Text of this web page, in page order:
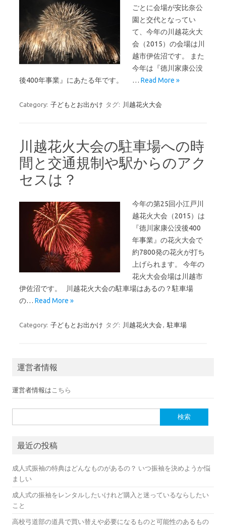
ごとに会場が安比奈公
園と交代となってい
て、今年の川越花火大
会（2015）の会場は川
越市伊佐沼です。 また
今年は『徳川家康公没
後400年事業』にあたる年です。 … Read More »
Category: 子どもとお出かけ タグ: 川越花火大会
川越花火大会の駐車場への時
間と交通規制や駅からのアク
セスは？
今年の第25回小江戸川
越花火大会（2015）は
『徳川家康公没後400
年事業』の花火大会で
約7800発の花火が打ち
上げられます。 今年の
花火大会会場は川越市
伊佐沼です。 川越花火大会の駐車場はあるの？駐車場
の… Read More »
Category: 子どもとお出かけ タグ: 川越花火大会 , 駐車場
運営者情報
運営者情報は こちら
最近の投稿
成人式振袖の特典はどんなものがあるの？ いつ振袖を決めようか悩
ましい
成人式の振袖をレンタルしたいけれど購入と迷っているならしたい
こと
高校弓道部の道具で買い替えや必要になるものと可能性のあるもの